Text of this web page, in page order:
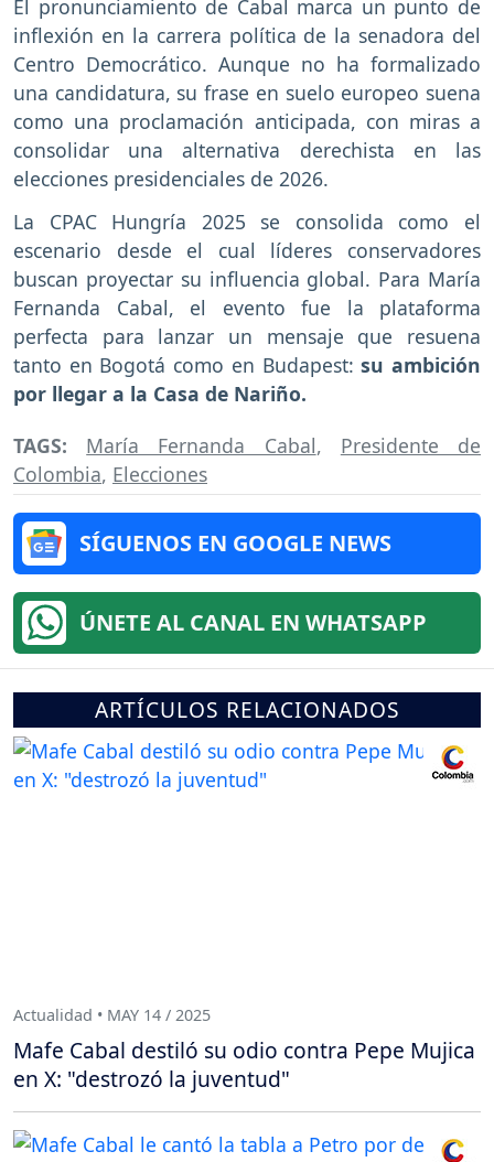
El pronunciamiento de Cabal marca un punto de
inflexión en la carrera política de la senadora del
Centro Democrático. Aunque no ha formalizado
una candidatura, su frase en suelo europeo suena
como una proclamación anticipada, con miras a
consolidar una alternativa derechista en las
elecciones presidenciales de 2026.
La CPAC Hungría 2025 se consolida como el
escenario desde el cual líderes conservadores
buscan proyectar su influencia global. Para María
Fernanda Cabal, el evento fue la plataforma
perfecta para lanzar un mensaje que resuena
tanto en Bogotá como en Budapest:su ambición
por llegar a la Casa de Nariño.
TAGS: María Fernanda Cabal, Presidente de
Colombia, Elecciones
SÍGUENOS EN GOOGLE NEWS
ÚNETE AL CANAL EN WHATSAPP
ARTÍCULOS RELACIONADOS
Actualidad • MAY 14 / 2025
Mafe Cabal destiló su odio contra Pepe Mujica
en X: "destrozó la juventud"